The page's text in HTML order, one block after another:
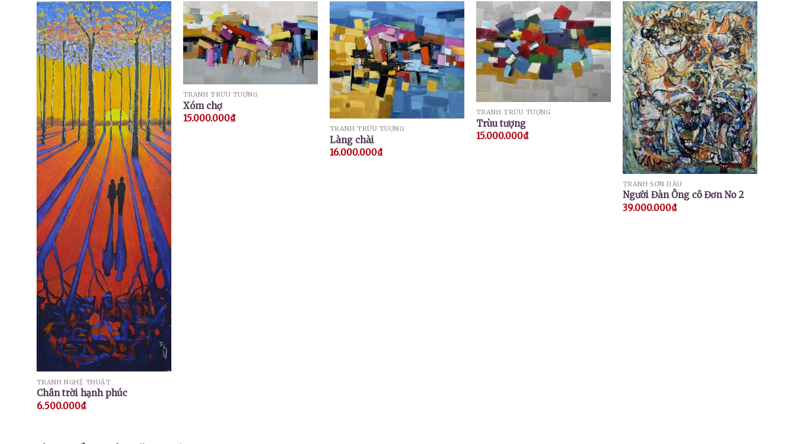
TRANH NGHỆ THUẬT
Chân trời hạnh phúc
6.500.000₫
TRANH TRỪU TƯỢNG
Xóm chợ
15.000.000₫
TRANH TRỪU TƯỢNG
Làng chài
16.000.000₫
TRANH TRỪU TƯỢNG
Trùu tượng
15.000.000₫
TRANH SƠN DẦU
Người Đàn Ông cô Đơn No 2
39.000.000₫